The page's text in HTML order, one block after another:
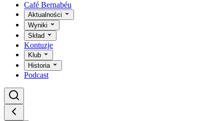
Café Bernabéu
Aktualności
Wyniki
Skład
Kontuzje
Klub
Historia
Podcast